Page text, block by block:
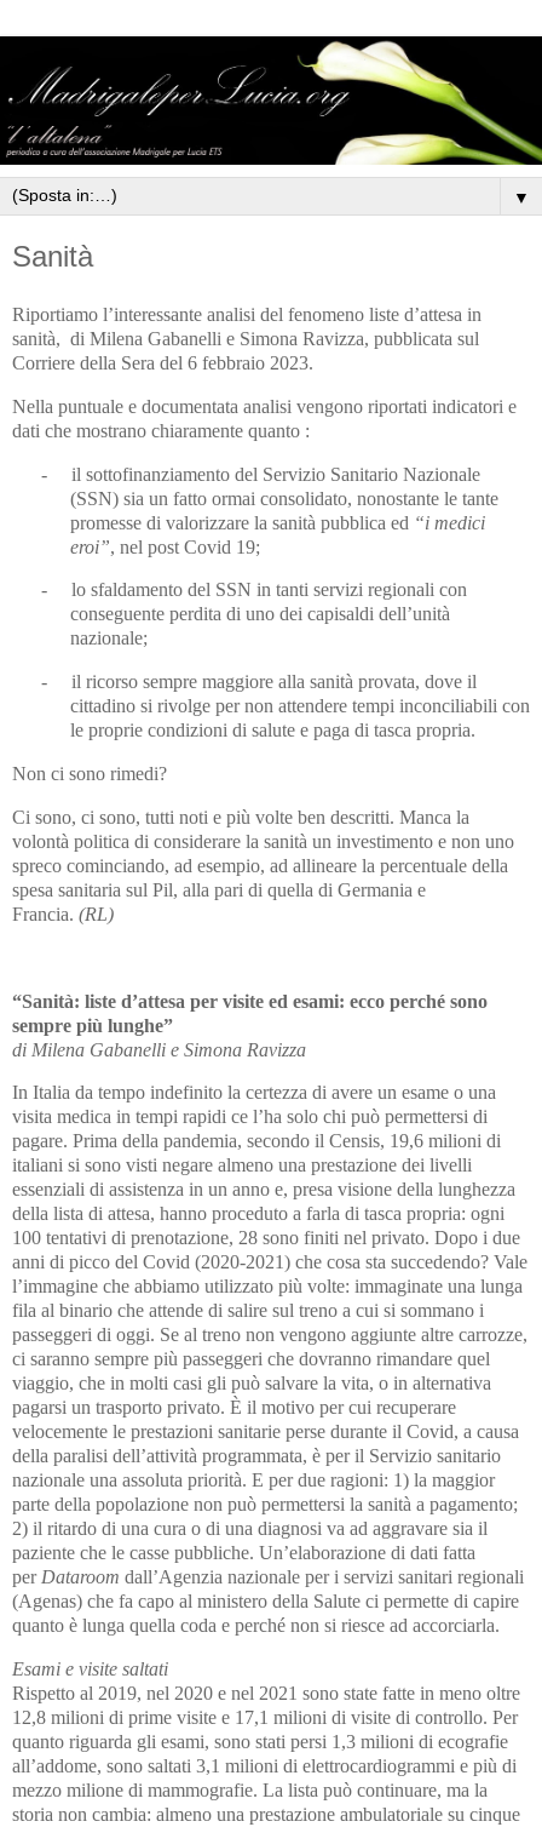
▼
Sanità
Riportiamo l’interessante analisi del fenomeno liste d’attesa in
sanità, di Milena Gabanelli e Simona Ravizza, pubblicata sul
Corriere della Sera del 6 febbraio 2023.
Nella puntuale e documentata analisi vengono riportati indicatori e
dati che mostrano chiaramente quanto :
-
il sottofinanziamento del Servizio Sanitario Nazionale
(SSN) sia un fatto ormai consolidato, nonostante le tante
promesse di valorizzare la sanità pubblica ed “i medici
eroi”, nel post Covid 19;
-
lo sfaldamento del SSN in tanti servizi regionali con
conseguente perdita di uno dei capisaldi dell’unità
nazionale;
-
il ricorso sempre maggiore alla sanità provata, dove il
cittadino si rivolge per non attendere tempi inconciliabili con
le proprie condizioni di salute e paga di tasca propria.
Non ci sono rimedi?
Ci sono, ci sono, tutti noti e più volte ben descritti. Manca la
volontà politica di considerare la sanità un investimento e non uno
spreco cominciando, ad esempio, ad allineare la percentuale della
spesa sanitaria sul Pil, alla pari di quella di Germania e
Francia. (RL)
“Sanità: liste d’attesa per visite ed esami: ecco perché sono
sempre più lunghe”
di Milena Gabanelli e Simona Ravizza
In Italia da tempo indefinito la certezza di avere un esame o una
visita medica in tempi rapidi ce l’ha solo chi può permettersi di
pagare. Prima della pandemia, secondo il Censis, 19,6 milioni di
italiani si sono visti negare almeno una prestazione dei livelli
essenziali di assistenza in un anno e, presa visione della lunghezza
della lista di attesa, hanno proceduto a farla di tasca propria: ogni
100 tentativi di prenotazione, 28 sono finiti nel privato. Dopo i due
anni di picco del Covid (2020-2021) che cosa sta succedendo? Vale
l’immagine che abbiamo utilizzato più volte: immaginate una lunga
fila al binario che attende di salire sul treno a cui si sommano i
passeggeri di oggi. Se al treno non vengono aggiunte altre carrozze,
ci saranno sempre più passeggeri che dovranno rimandare quel
viaggio, che in molti casi gli può salvare la vita, o in alternativa
pagarsi un trasporto privato. È il motivo per cui recuperare
velocemente le prestazioni sanitarie perse durante il Covid, a causa
della paralisi dell’attività programmata, è per il Servizio sanitario
nazionale una assoluta priorità. E per due ragioni: 1) la maggior
parte della popolazione non può permettersi la sanità a pagamento;
2) il ritardo di una cura o di una diagnosi va ad aggravare sia il
paziente che le casse pubbliche. Un’elaborazione di dati fatta
per Dataroom dall’Agenzia nazionale per i servizi sanitari regionali
(Agenas) che fa capo al ministero della Salute ci permette di capire
quanto è lunga quella coda e perché non si riesce ad accorciarla.
Esami e visite saltati
Rispetto al 2019, nel 2020 e nel 2021 sono state fatte in meno oltre
12,8 milioni di prime visite e 17,1 milioni di visite di controllo. Per
quanto riguarda gli esami, sono stati persi 1,3 milioni di ecografie
all’addome, sono saltati 3,1 milioni di elettrocardiogrammi e più di
mezzo milione di mammografie. La lista può continuare, ma la
storia non cambia: almeno una prestazione ambulatoriale su cinque